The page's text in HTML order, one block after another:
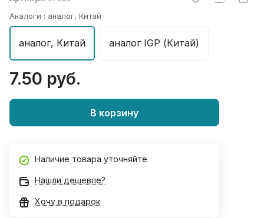
Аналоги : аналог, Китай
аналог, Китай аналог IGP (Китай)
7.50 руб.
В корзину
Наличие товара уточняйте
Нашли дешевле?
Хочу в подарок